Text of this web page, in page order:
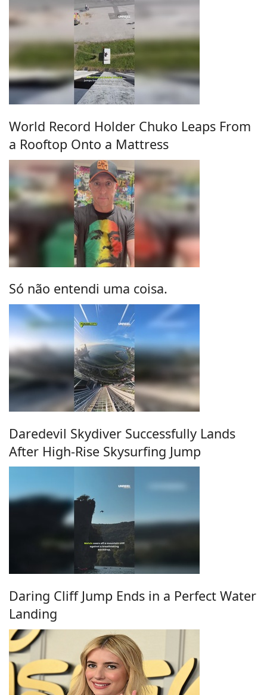
World Record Holder Chuko Leaps From
a Rooftop Onto a Mattress
Só não entendi uma coisa.
Daredevil Skydiver Successfully Lands
After High-Rise Skysurfing Jump
Daring Cliff Jump Ends in a Perfect Water
Landing